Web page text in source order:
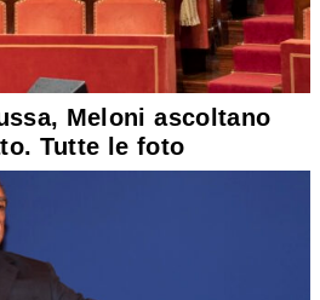
Meloni ascoltano
Tutte le foto